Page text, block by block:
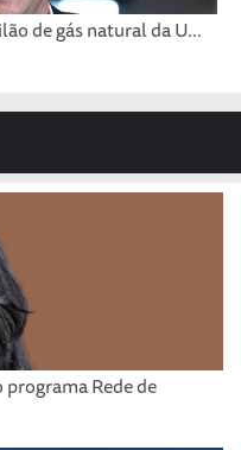
de gás natural da U...
Rede de